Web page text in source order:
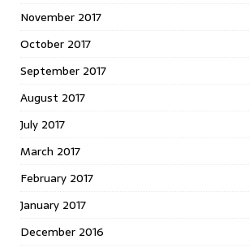
November 2017
October 2017
September 2017
August 2017
July 2017
March 2017
February 2017
January 2017
December 2016